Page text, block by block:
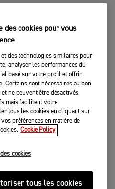
des cookies pour vous
des technologies similaires pour
analyser les performances du
basé sur votre profil et offrir
Certains sont nécessaires au bon
ne peuvent être désactivés,
mais facilitent votre
tous les cookies en cliquant sur
préférences en matière de
Cookie Policy
cookies
tous les cookies